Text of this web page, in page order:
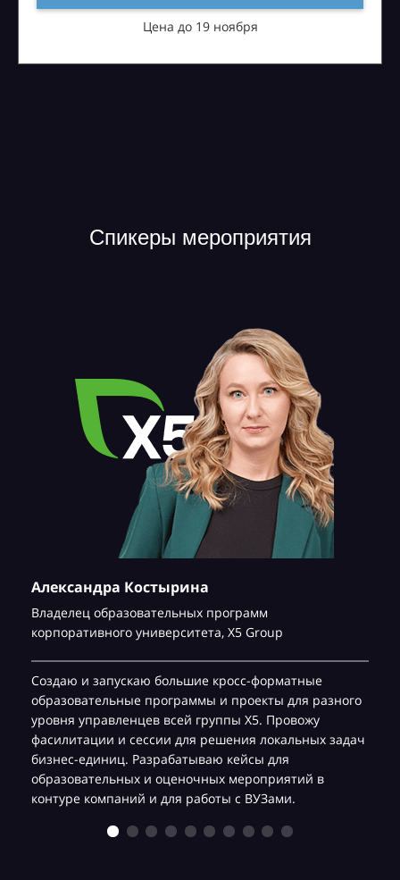
Цена до 19 ноября
Спикеры мероприятия
Александра Костырина
Владелец образовательных программ
корпоративного университета, Х5 Group
Создаю и запускаю большие кросс-форматные
образовательные программы и проекты для разного
уровня управленцев всей группы Х5. Провожу
фасилитации и сессии для решения локальных задач
бизнес-единиц. Разрабатываю кейсы для
образовательных и оценочных мероприятий в
контуре компаний и для работы с ВУЗами.